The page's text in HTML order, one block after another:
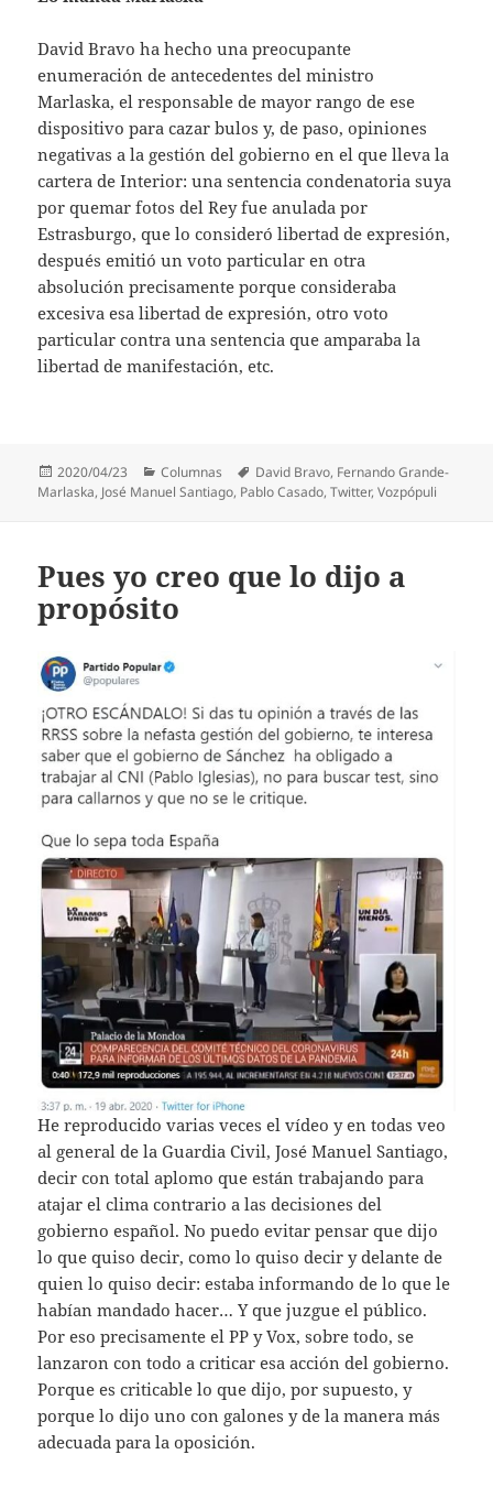
David Bravo ha hecho una preocupante
enumeración de antecedentes del ministro
Marlaska, el responsable de mayor rango de ese
dispositivo para cazar bulos y, de paso, opiniones
negativas a la gestión del gobierno en el que lleva la
cartera de Interior: una sentencia condenatoria suya
por quemar fotos del Rey fue anulada por
Estrasburgo, que lo consideró libertad de expresión,
después emitió un voto particular en otra
absolución precisamente porque consideraba
excesiva esa libertad de expresión, otro voto
particular contra una sentencia que amparaba la
libertad de manifestación, etc.
Publicado
el
2020/04/23 Categorías
Columnas Etiquetas
David Bravo, Fernando Grande-
Marlaska, José Manuel Santiago, Pablo Casado,Twitter,Vozpópuli
Pues yo creo que lo dijo a
propósito
He reproducido varias veces el vídeo y en todas veo
al general de la Guardia Civil, José Manuel Santiago,
decir con total aplomo que están trabajando para
atajar el clima contrario a las decisiones del
gobierno español. No puedo evitar pensar que dijo
lo que quiso decir, como lo quiso decir y delante de
quien lo quiso decir: estaba informando de lo que le
habían mandado hacer… Y que juzgue el público.
Por eso precisamente el PP y Vox, sobre todo, se
lanzaron con todo a criticar esa acción del gobierno.
Porque es criticable lo que dijo, por supuesto, y
porque lo dijo uno con galones y de la manera más
adecuada para la oposición.